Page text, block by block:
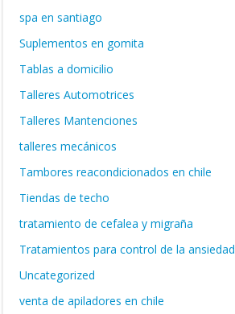
spa en santiago
Suplementos en gomita
Tablas a domicilio
Talleres Automotrices
Talleres Mantenciones
talleres mecánicos
Tambores reacondicionados en chile
Tiendas de techo
tratamiento de cefalea y migraña
Tratamientos para control de la ansiedad
Uncategorized
venta de apiladores en chile